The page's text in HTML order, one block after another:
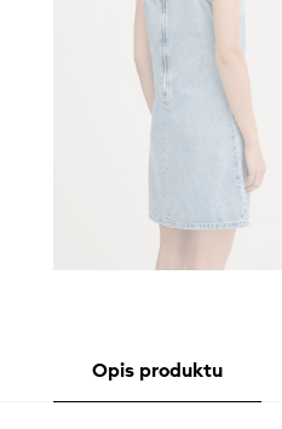
Opis produktu